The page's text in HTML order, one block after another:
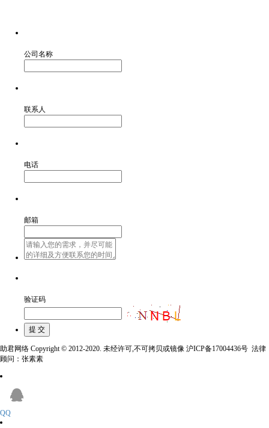
公司名称
联系人
电话
邮箱
验证码
助君网络 Copyright © 2012-2020. 未经许可,不可拷贝或镜像 沪ICP备17004436号 法律
顾问：张素素
QQ